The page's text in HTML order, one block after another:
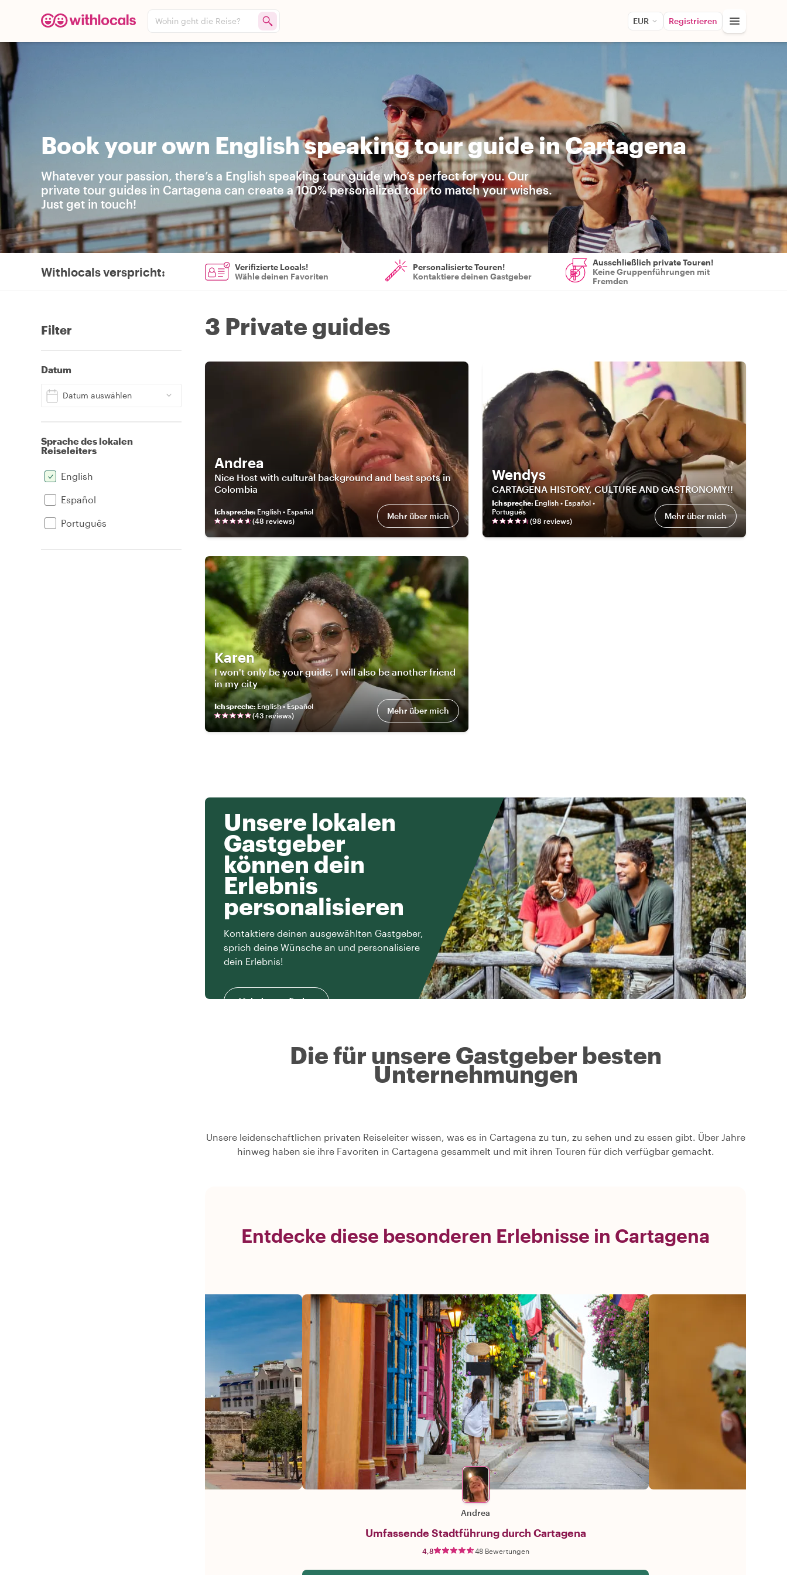
Wohin geht die Reise? EUR Registrieren
Book your own English speaking tour guide in Cartagena
Whatever your passion, there’s a English speaking tour guide who’s perfect for you. Our
private tour guides in Cartagena can create a 100% personalized tour to match your wishes.
Just get in touch!
Withlocals verspricht:
Verifizierte Locals!
Wähle deinen Favoriten
Personalisierte Touren!
Kontaktiere deinen Gastgeber
Ausschließlich private Touren!
Keine Gruppenführungen mit
Fremden
Filter
Datum
Datum auswählen
Sprache des lokalen
Reiseleiters
English
Español
Português
3 Private guides
Andrea
Nice Host with cultural background and best spots in
Colombia
Ich spreche: English • Español
(48 reviews) Mehr über mich
Wendys
CARTAGENA HISTORY, CULTURE AND GASTRONOMY!!
Ich spreche: English • Español •
Português
(98 reviews) Mehr über mich
Karen
I won't only be your guide, I will also be another friend
in my city
Ich spreche: English • Español
(43 reviews) Mehr über mich
Unsere lokalen
Gastgeber
können dein
Erlebnis
personalisieren
Kontaktiere deinen ausgewählten Gastgeber,
sprich deine Wünsche an und personalisiere
dein Erlebnis!
Mehr herausfinden
Die für unsere Gastgeber besten
Unternehmungen
Unsere leidenschaftlichen privaten Reiseleiter wissen, was es in Cartagena zu tun, zu sehen und zu essen gibt. Über Jahre
hinweg haben sie ihre Favoriten in Cartagena gesammelt und mit ihren Touren für dich verfügbar gemacht.
Entdecke diese besonderen Erlebnisse in Cartagena
Andrea
Umfassende Stadtführung durch Cartagena
4,8 48 Bewertungen